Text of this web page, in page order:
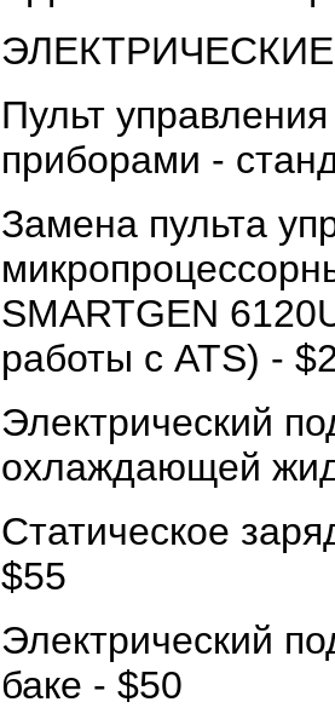
Пульт
приборами -
Замена пульта
SMARTGEN
работы с ATS) -
Электрический
охлаждающей
Статическое
$55
Электрический
баке - $50